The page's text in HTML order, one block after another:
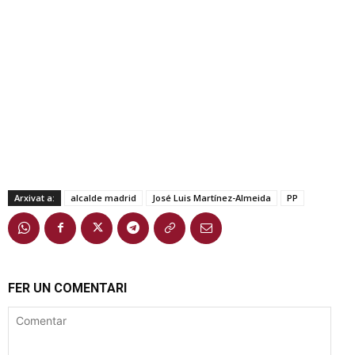
Arxivat a: alcalde madrid José Luis Martínez-Almeida PP
FER UN COMENTARI